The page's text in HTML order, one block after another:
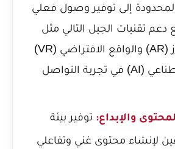
المحدودة إلى توفير وصول فعلي
دعم تقنيات الجيل التالي مثل
الواقع المعزز (AR) والواقع الافتراضي (VR)
والذكاء الاصطناعي (AI) في تجربة التواصل
والإبداع: توفير بيئة
لإنشاء محتوى غني وتفاعلي